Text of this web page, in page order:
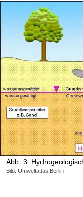
Abb. 3:
Bild: Umweltatlas Berlin